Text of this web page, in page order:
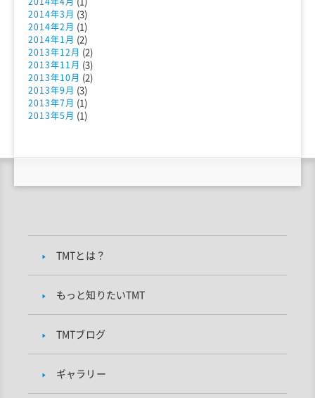
2014年3月 (3)
2014年2月 (1)
2014年1月 (2)
2013年12月 (2)
2013年11月 (3)
2013年10月 (2)
2013年9月 (3)
2013年7月 (1)
2013年5月 (1)
TMTとは？
もっと知りたいTMT
TMTブログ
ギャラリー